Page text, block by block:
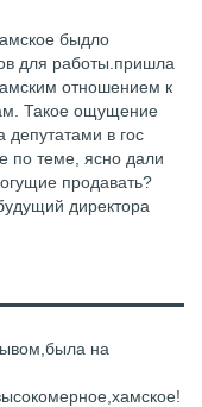
быдло
для работы.пришла
отношением к
Такое ощущение
депутатами в гос
по теме, ясно дали
продавать?
директора
на